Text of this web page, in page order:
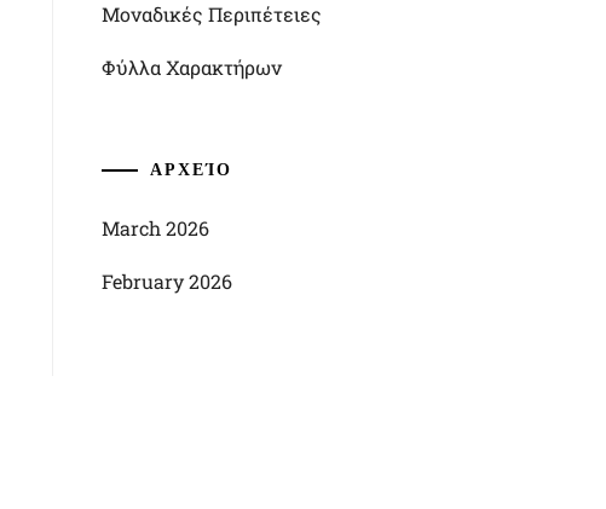
Μοναδικές Περιπέτειες
Φύλλα Χαρακτήρων
ΑΡΧΕΊΟ
March 2026
February 2026